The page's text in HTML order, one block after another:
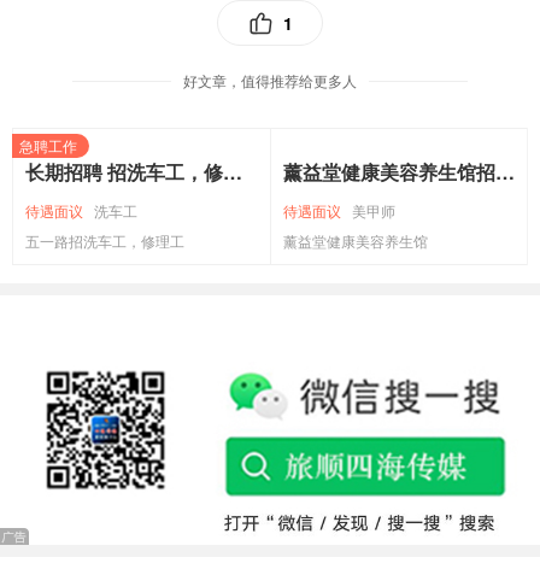
重。除了一般上呼吸道感染的症状（流鼻涕、咽喉痛、咳
“统计结果显示，甲流发生的几率是乙流的3倍。甲流之所
以能引起大规模传播，主要与其十分‘善变’有关。
毒可进一步分为各种亚型，理论上多达198种。
患过乙流的人就会产生抗体免疫，因此乙流病毒通常只会
出现局部、小范围传播，很少造成较大范围的传播。
接种疫苗是最有效的预防手段
1
好文章，值得推荐给更多人
急聘工作
长期招聘 招洗车工，修理工，轮胎工，喷漆工，学徒工。地址旅顺口区五一路孙家街 电话：13942071777
，修理工
薰益堂健康美容养生馆招聘美甲美睫师 美容美体学徒 年龄18~35周岁 热爱美业行业 有责任心 热情开朗 沟通能力强。 联系电话:13795127651 门店地址旅顺开发区香海金鼎六期小俩口烧烤旁边
薰益堂健康美容养生馆
饭店招聘